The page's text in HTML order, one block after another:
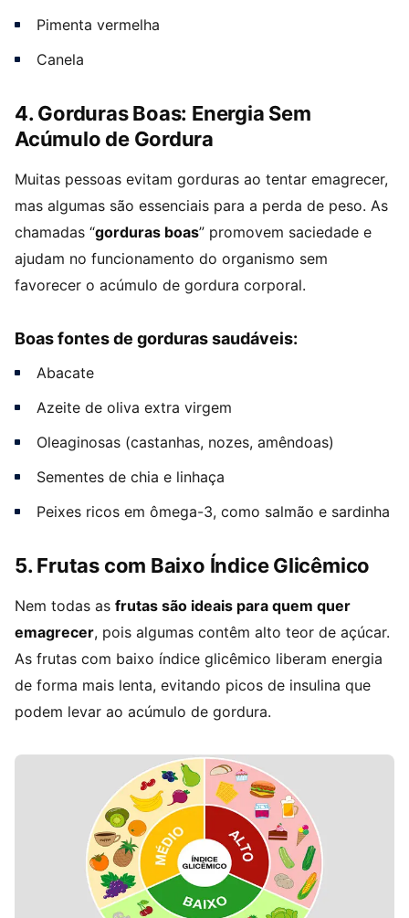
Pimenta vermelha
Canela
4. Gorduras Boas: Energia Sem
Acúmulo de Gordura
Muitas pessoas evitam gorduras ao tentar emagrecer,
mas algumas são essenciais para a perda de peso. As
chamadas “gorduras boas” promovem saciedade e
ajudam no funcionamento do organismo sem
favorecer o acúmulo de gordura corporal.
Boas fontes de gorduras saudáveis:
Abacate
Azeite de oliva extra virgem
Oleaginosas (castanhas, nozes, amêndoas)
Sementes de chia e linhaça
Peixes ricos em ômega-3, como salmão e sardinha
5. Frutas com Baixo Índice Glicêmico
Nem todas as frutas são ideais para quem quer
emagrecer, pois algumas contêm alto teor de açúcar.
As frutas com baixo índice glicêmico liberam energia
de forma mais lenta, evitando picos de insulina que
podem levar ao acúmulo de gordura.